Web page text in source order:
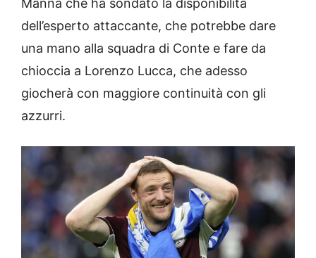
Manna che ha sondato la disponibilità
dell’esperto attaccante, che potrebbe dare
una mano alla squadra di Conte e fare da
chioccia a Lorenzo Lucca, che adesso
giocherà con maggiore continuità con gli
azzurri.